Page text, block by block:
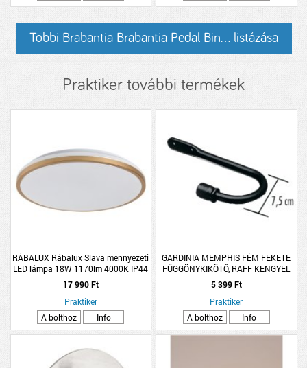
Többi Brabantia Brabantia Pedal Bin... listázása
Praktiker további termékek
RÁBALUX Rábalux Slava mennyezeti
LED lámpa 18W 1170lm 4000K IP44
34x6cm kerek arany
17 990 Ft
Praktiker
A bolthoz
Info
GARDINIA MEMPHIS FÉM FEKETE
FÜGGÖNYKIKÖTŐ, RAFF KENGYEL
5 399 Ft
Praktiker
A bolthoz
Info